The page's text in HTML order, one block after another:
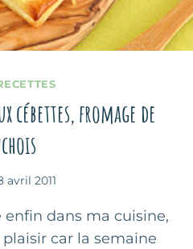
cébettes, fromage de
avril 2011
enfin dans ma cuisine,
car la semaine